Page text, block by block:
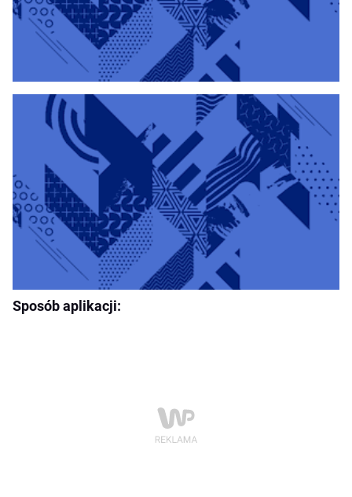
Sposób aplikacji: